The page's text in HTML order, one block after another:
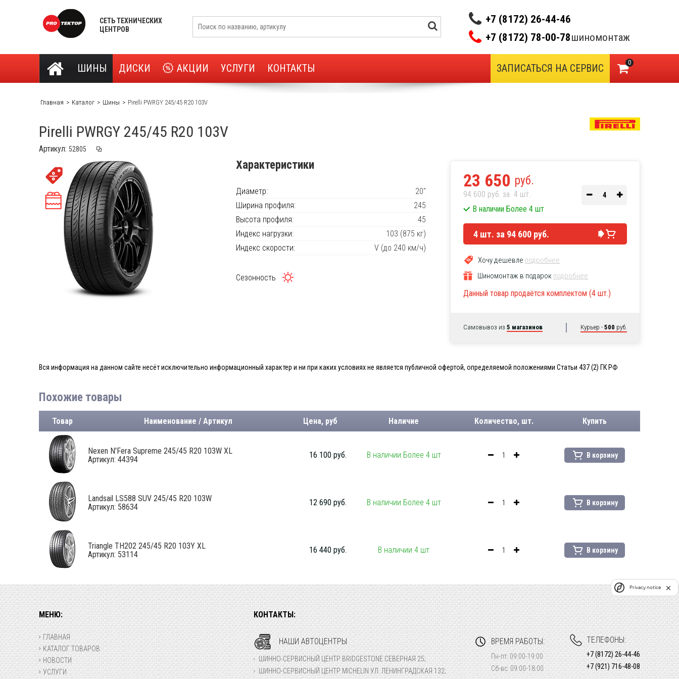
СЕТЬ ТЕХНИЧЕСКИХ
ЦЕНТРОВ
+7 (8172) 26-44-46
+7 (8172) 78-00-78шиномонтаж
ШИНЫ ДИСКИ АКЦИИ УСЛУГИ КОНТАКТЫ 0
ЗАПИСАТЬСЯ НА СЕРВИС
Главная Каталог Шины Pirelli PWRGY 245/45 R20 103V
Pirelli PWRGY 245/45 R20 103V
Артикул:
Характеристики
Диаметр:
20"
Ширина профиля:
245
Высота профиля:
45
Индекс нагрузки:
103 (875 кг)
Индекс скорости:
V (до 240 км/ч)
Сезонность
23 650 руб.
94 600 руб. за 4 шт.
В наличии Более 4 шт
4 шт. за 94 600 руб.
Хочу дешевле подробнее
Шиномонтаж в подарок подробнее
Данный товар продаётся комплектом (4 шт.)
Самовывоз из 5 магазинов Курьер - 500 руб.
Вся информация на данном сайте несёт исключительно информационный характер и ни при каких условиях не является публичной офертой, определяемой положениями Статьи 437 (2) ГК РФ
Похожие товары
Товар Наименование / Артикул Цена, руб Наличие Количество, шт. Купить
Nexen N'Fera Supreme 245/45 R20 103W XL
Артикул: 44394
16 100 руб. В наличии Более 4 шт В корзину
Landsail LS588 SUV 245/45 R20 103W
Артикул: 58634
12 690 руб. В наличии Более 4 шт В корзину
Triangle TH202 245/45 R20 103Y XL
Артикул: 53114
16 440 руб. В наличии 4 шт В корзину
МЕНЮ:
ГЛАВНАЯ
КАТАЛОГ ТОВАРОВ
НОВОСТИ
УСЛУГИ
КОНТАКТЫ:
НАШИ АВТОЦЕНТРЫ
ШИННО-СЕРВИСНЫЙ ЦЕНТР BRIDGESTONE СЕВЕРНАЯ 25;
ШИННО-СЕРВИСНЫЙ ЦЕНТР MICHELIN УЛ. ЛЕНИНГРАДСКАЯ 132;
ВРЕМЯ РАБОТЫ:
Пн-пт: 09:00-19:00
Сб-вс: 09:00-18:00
ТЕЛЕФОНЫ:
+7 (8172) 26-44-46
+7 (921) 716-48-08
Privacy notice